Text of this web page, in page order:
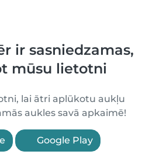
ir sasniedzamas,
mūsu lietotni
lai ātri aplūkotu aukļu
aukles savā apkaimē!
Google Play